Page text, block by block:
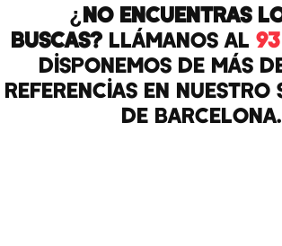
¿No encuentras
buscas? Llámanos al
disponemos de más
referencias en nuestro
de Barcelona.